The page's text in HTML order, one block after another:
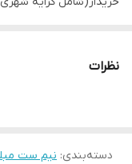
نظرات
دسته‌بندی: نیم ست